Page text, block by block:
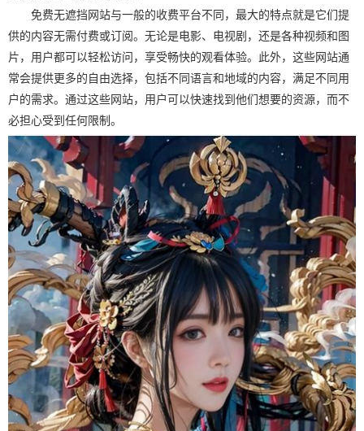
免费无遮挡网站与一般的收费平台不同，最大的特点就是它们提
供的内容无需付费或订阅。无论是电影、电视剧，还是各种视频和图
片，用户都可以轻松访问，享受畅快的观看体验。此外，这些网站通
常会提供更多的自由选择，包括不同语言和地域的内容，满足不同用
户的需求。通过这些网站，用户可以快速找到他们想要的资源，而不
必担心受到任何限制。